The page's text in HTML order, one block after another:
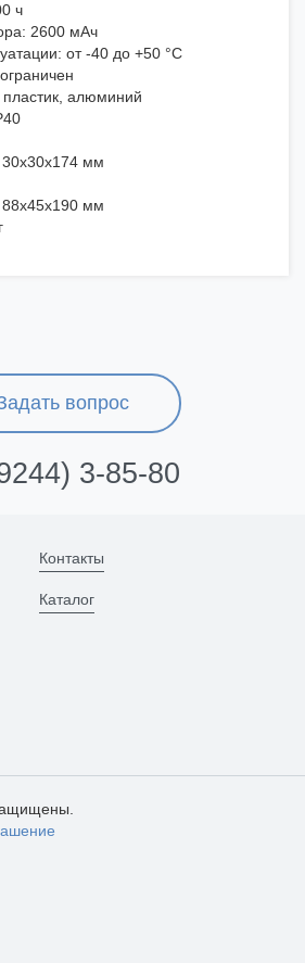
ч
2600 мАч
от -40 до +50 °С
алюминий
30x30x174 мм
мм
вопрос
3-85-80
Контакты
Каталог